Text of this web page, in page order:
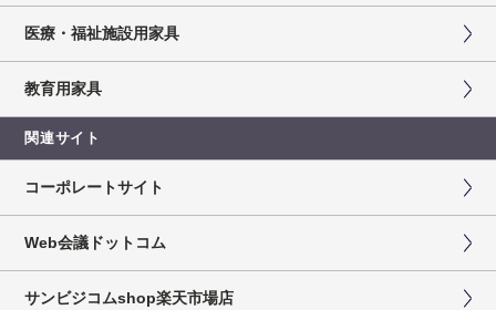
医療・福祉施設用家具
教育用家具
関連サイト
コーポレートサイト
Web会議ドットコム
サンビジコムshop楽天市場店